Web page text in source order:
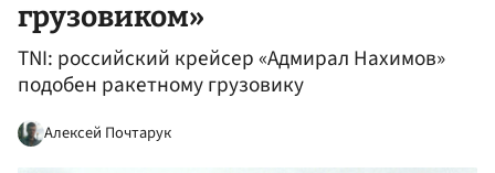
грузовиком»
TNI: российский крейсер «Адмирал Нахимов»
подобен ракетному грузовику
Алексей Почтарук